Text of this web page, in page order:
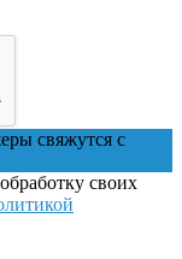
свяжутся с
своих